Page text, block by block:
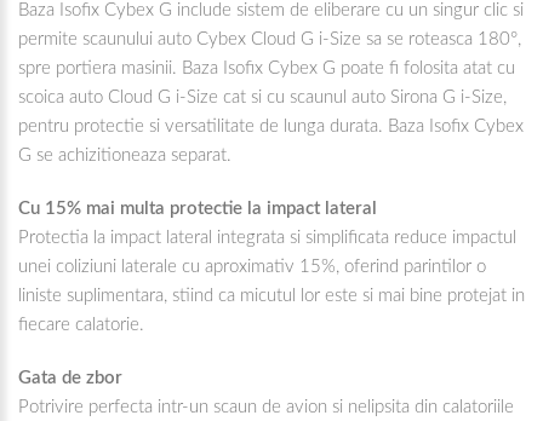
Baza Isofix Cybex G include sistem de eliberare cu un singur clic si
permite scaunului auto Cybex Cloud G i-Size sa se roteasca 180°,
spre portiera masinii. Baza Isofix Cybex G poate fi folosita atat cu
scoica auto Cloud G i-Size cat si cu scaunul auto Sirona G i-Size,
pentru protectie si versatilitate de lunga durata. Baza Isofix Cybex
G se achizitioneaza separat.
Cu 15% mai multa protectie la impact lateral
Protectia la impact lateral integrata si simplificata reduce impactul
unei coliziuni laterale cu aproximativ 15%, oferind parintilor o
liniste suplimentara, stiind ca micutul lor este si mai bine protejat in
fiecare calatorie.
Gata de zbor
Potrivire perfecta intr-un scaun de avion si nelipsita din calatoriile